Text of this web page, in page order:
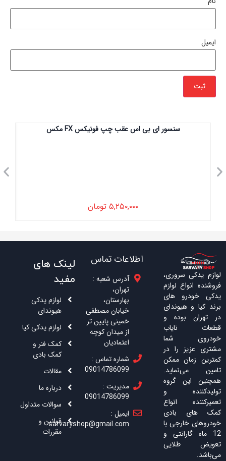
ایمیل
سنسور ای بی اس عقب چپ فونیکس FX مکس
۵,۲۵۰,۰۰۰ تومان
لوازم یدکی سروری،
فروشنده انواع لوازم
یدکی خودرو های
برند کیا و هیوندای
در تهران بوده و
قطعات نایاب
خودروی شما
مشتری عزیز را در
کمترین زمان ممکن
تامین می‌نماید.
همچنین این گروه
تولیدکننده و
تعمیرکننده انواع
کمک های بادی
خودروهای خارجی با
12 ماه گارانتی و
تعویض طلایی
می‌باشد.
اطلاعات تماس
آدرس شعبه :
تهران،
بهارستان،
خیابان مصطفی
خمینی پایین تر
از میدان کوچه
اعتمادیان
شماره تماس :
09014786099
مدیریت :
09014786099
ایمیل :
sarvaryshop@gmail.com
لینک های
مفید
لوازم یدکی
هیوندای
لوازم یدکی کیا
کمک فنر و
کمک بادی
مقالات
درباره ما
سوالات متداول
قوانین و
مقررات